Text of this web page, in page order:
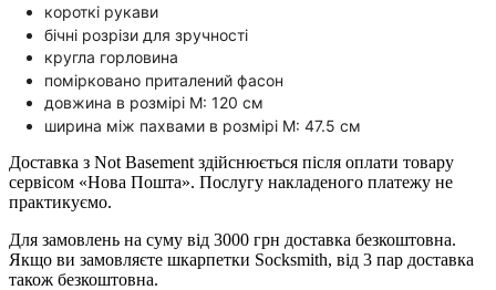
короткі рукави
бічні розрізи для зручності
кругла горловина
помірковано приталений фасон
довжина в розмірі М: 120 см
ширина між пахвами в розмірі М: 47.5 см
Доставка з Not Basement здійснюється після оплати товару
сервісом «Нова Пошта». Послугу накладеного платежу не
практикуємо.
Для замовлень на суму від 3000 грн доставка безкоштовна.
Якщо ви замовляєте шкарпетки Socksmith, від 3 пар доставка
також безкоштовна.